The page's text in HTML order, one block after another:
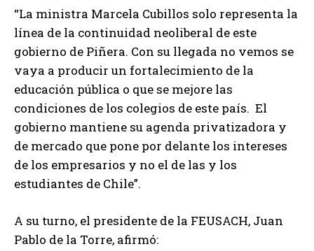
e
a
d
“La ministra Marcela Cubillos solo representa la
línea de la continuidad neoliberal de este
gobierno de Piñera. Con su llegada no vemos se
vaya a producir un fortalecimiento de la
educación pública o que se mejore las
condiciones de los colegios de este país. El
gobierno mantiene su agenda privatizadora y
de mercado que pone por delante los intereses
de los empresarios y no el de las y los
estudiantes de Chile”.
A su turno, el presidente de la FEUSACH, Juan
Pablo de la Torre, afirmó: